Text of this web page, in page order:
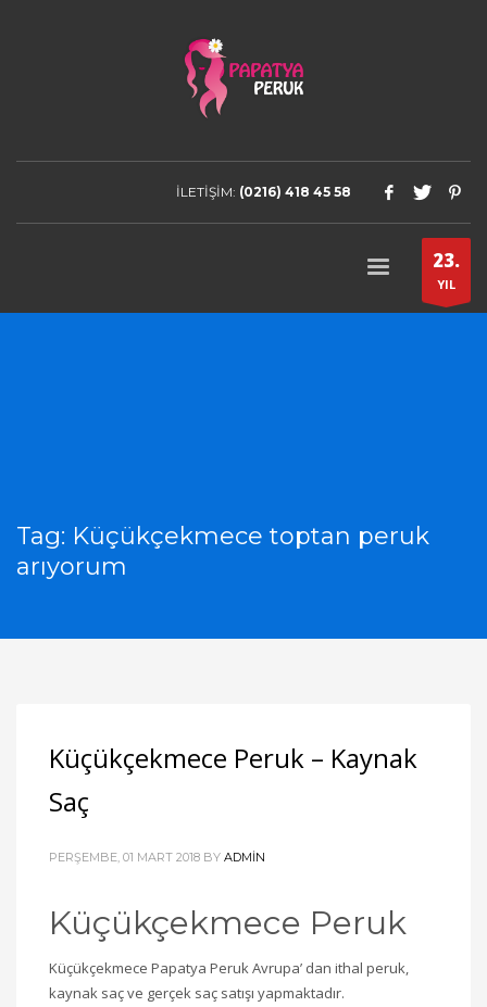
İLETİŞİM: (0216) 418 45 58
23.
YIL
Tag: Küçükçekmece toptan peruk
arıyorum
Küçükçekmece Peruk – Kaynak
Saç
PERŞEMBE, 01 MART 2018 BY ADMIN
Küçükçekmece Peruk
Küçükçekmece Papatya Peruk Avrupa’ dan ithal peruk,
kaynak saç ve gerçek saç satışı yapmaktadır.